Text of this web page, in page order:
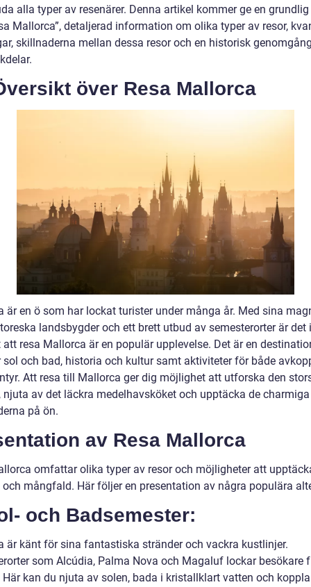
alla typer av resenärer. Denna artikel kommer ge en
Mallorca”, detaljerad information om olika typer av resor,
skillnaderna mellan dessa resor och en historisk
över Resa Mallorca
är en ö som har lockat turister under många år. Med sina
landsbygder och ett brett utbud av semesterorter är det
resa Mallorca är en populär upplevelse. Det är en
sol och bad, historia och kultur samt aktiviteter för både
Att resa till Mallorca ger dig möjlighet att utforska den
njuta av det läckra medelhavsköket och upptäcka de
på ön.
av Resa Mallorca
omfattar olika typer av resor och möjligheter att
och mångfald. Här följer en presentation av några populära
och Badsemester:
är känt för sina fantastiska stränder och vackra kustlinjer.
som Alcúdia, Palma Nova och Magaluf lockar besökare
Här kan du njuta av solen, bada i kristallklart vatten och